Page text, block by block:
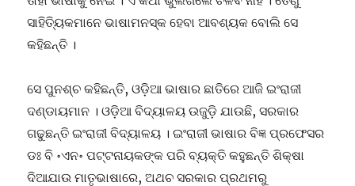
ସାହିତ୍ୟିକମାନେ ଭାଷାମନସ୍କ ହେବା ଆବଶ୍ୟକ ବୋଲି ସେ
କହିଛନ୍ତି ।
ସେ ପୁନଶ୍ଚ କହିଛନ୍ତି, ଓଡ଼ିଆ ଭାଷାର ଛାତିରେ ଆଜି ଇଂରାଜୀ
ଦଣ୍ଡାୟମାନ । ଓଡ଼ିଆ ବିଦ୍ୟାଳୟ ଉଜୁଡ଼ି ଯାଉଛି, ସରକାର
ଗଢୁଛନ୍ତି ଇଂରାଜୀ ବିଦ୍ୟାଳୟ । ଇଂରାଜୀ ଭାଷାର ବିଜ୍ଞ ପ୍ରଫେସର
ଡଃ ବି ॰ଏନ॰ ପଟ୍ଟନାୟକଙ୍କ ପରି ବ୍ୟକ୍ତି କହୁଛନ୍ତି ଶିକ୍ଷା
ଦିଆଯାଉ ମାତୃଭାଷାରେ, ଅଥଚ ସରକାର ପ୍ରଥମରୁ